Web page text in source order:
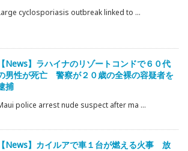
cyclosporiasis outbreak linked to ...
【News】ラハイナのリゾートコンドで６０代
男性が死亡 警察が２０歳の全裸の容疑者を
捕
police arrest nude suspect after ma ...
【News】カイルアで車１台が燃える火事 放